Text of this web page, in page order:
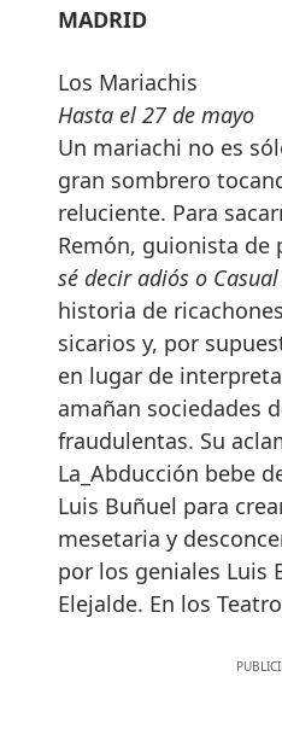
MADRID
Los Mariachis
Hasta el 27 de mayo
Un mariachi no es
gran sombrero
reluciente. Para
Remón, guionista de
sé decir adiós o
historia de
sicarios y, por
en lugar de
amañan sociedades
fraudulentas. Su
La_Abducción bebe
Luis Buñuel para
mesetaria y
por los geniales Luis
Elejalde. En los